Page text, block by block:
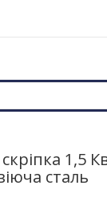
скріпка 1,5
1,5
сталь